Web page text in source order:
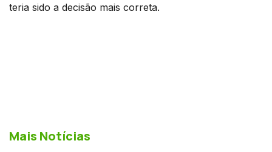
teria sido a decisão mais correta.
Mais Notícias